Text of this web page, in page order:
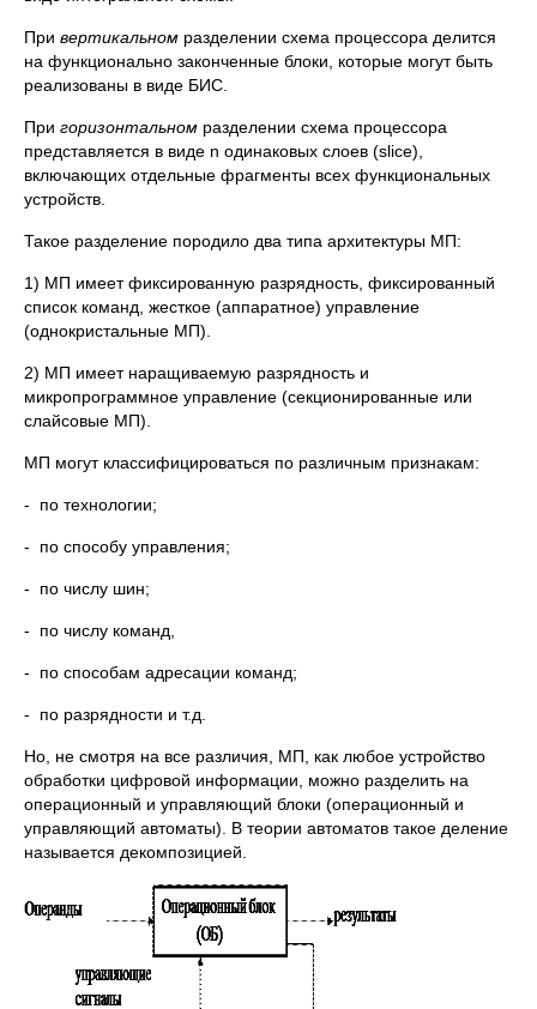
При вертикальном разделении схема процессора делится
на функционально законченные блоки, которые могут быть
реализованы в виде БИС.
При горизонтальном разделении схема процессора
представляется в виде n одинаковых слоев (slice),
включающих отдельные фрагменты всех функциональных
устройств.
Такое разделение породило два типа архитектуры МП:
1) МП имеет фиксированную разрядность, фиксированный
список команд, жесткое (аппаратное) управление
(однокристальные МП).
2) МП имеет наращиваемую разрядность и
микропрограммное управление (секционированные или
слайсовые МП).
МП могут классифицироваться по различным признакам:
- по технологии;
- по способу управления;
- по числу шин;
- по числу команд,
- по способам адресации команд;
- по разрядности и т.д.
Но, не смотря на все различия, МП, как любое устройство
обработки цифровой информации, можно разделить на
операционный и управляющий блоки (операционный и
управляющий автоматы). В теории автоматов такое деление
называется декомпозицией.